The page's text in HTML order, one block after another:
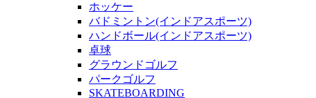
ホッケー
バドミントン(インドアスポーツ)
ハンドボール(インドアスポーツ)
卓球
グラウンドゴルフ
パークゴルフ
SKATEBOARDING